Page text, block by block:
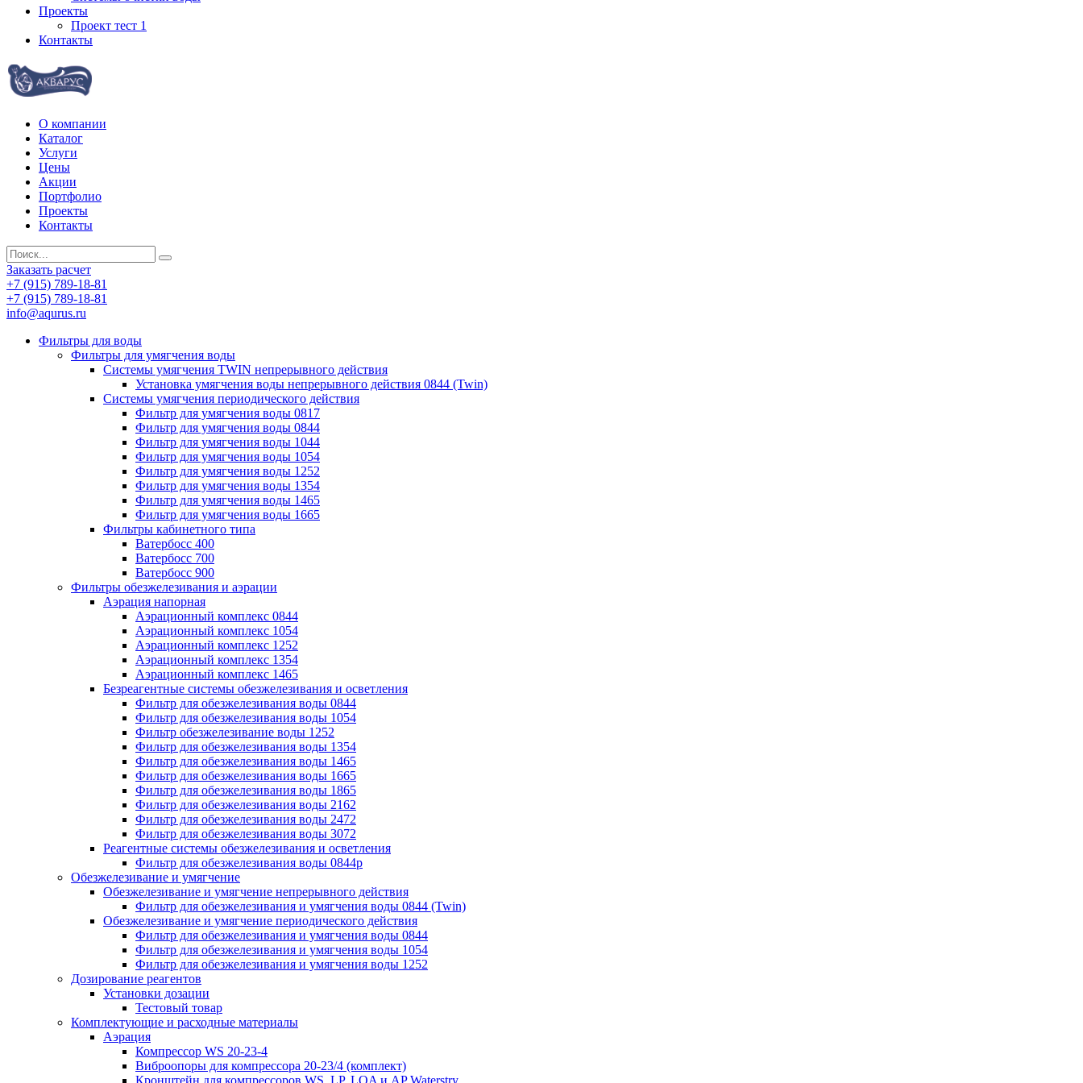
Проекты
Проект тест 1
Контакты
О компании
Каталог
Услуги
Цены
Акции
Портфолио
Проекты
Контакты
Заказать расчет
+7 (915) 789-18-81
+7 (915) 789-18-81
info@aqurus.ru
Фильтры для воды
Фильтры для умягчения воды
Системы умягчения TWIN непрерывного действия
Установка умягчения воды непрерывного действия 0844 (Twin)
Системы умягчения периодического действия
Фильтр для умягчения воды 0817
Фильтр для умягчения воды 0844
Фильтр для умягчения воды 1044
Фильтр для умягчения воды 1054
Фильтр для умягчения воды 1252
Фильтр для умягчения воды 1354
Фильтр для умягчения воды 1465
Фильтр для умягчения воды 1665
Фильтры кабинетного типа
Ватербосс 400
Ватербосс 700
Ватербосс 900
Фильтры обезжелезивания и аэрации
Аэрация напорная
Аэрационный комплекс 0844
Аэрационный комплекс 1054
Аэрационный комплекс 1252
Аэрационный комплекс 1354
Аэрационный комплекс 1465
Безреагентные системы обезжелезивания и осветления
Фильтр для обезжелезивания воды 0844
Фильтр для обезжелезивания воды 1054
Фильтр обезжелезивание воды 1252
Фильтр для обезжелезивания воды 1354
Фильтр для обезжелезивания воды 1465
Фильтр для обезжелезивания воды 1665
Фильтр для обезжелезивания воды 1865
Фильтр для обезжелезивания воды 2162
Фильтр для обезжелезивания воды 2472
Фильтр для обезжелезивания воды 3072
Реагентные системы обезжелезивания и осветления
Фильтр для обезжелезивания воды 0844р
Обезжелезивание и умягчение
Обезжелезивание и умягчение непрерывного действия
Фильтр для обезжелезивания и умягчения воды 0844 (Twin)
Обезжелезивание и умягчение периодического действия
Фильтр для обезжелезивания и умягчения воды 0844
Фильтр для обезжелезивания и умягчения воды 1054
Фильтр для обезжелезивания и умягчения воды 1252
Дозирование реагентов
Установки дозации
Тестовый товар
Комплектующие и расходные материалы
Аэрация
Компрессор WS 20-23-4
Виброопоры для компрессора 20-23/4 (комплект)
Кронштейн для компрессоров WS, LP, LOA и AP Waterstry